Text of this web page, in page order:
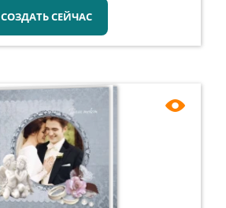
СОЗДАТЬ СЕЙЧАС